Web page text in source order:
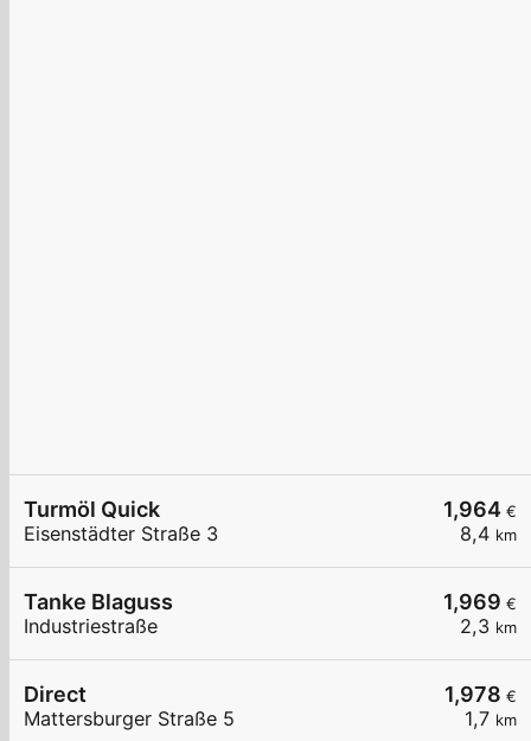
1,964 €
8,4 km
Turmöl Quick
Eisenstädter Straße 3
1,969 €
2,3 km
Tanke Blaguss
Industriestraße
1,978 €
1,7 km
Direct
Mattersburger Straße 5